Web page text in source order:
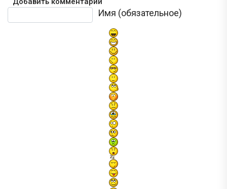
Имя (обязательное)
Текст комментария